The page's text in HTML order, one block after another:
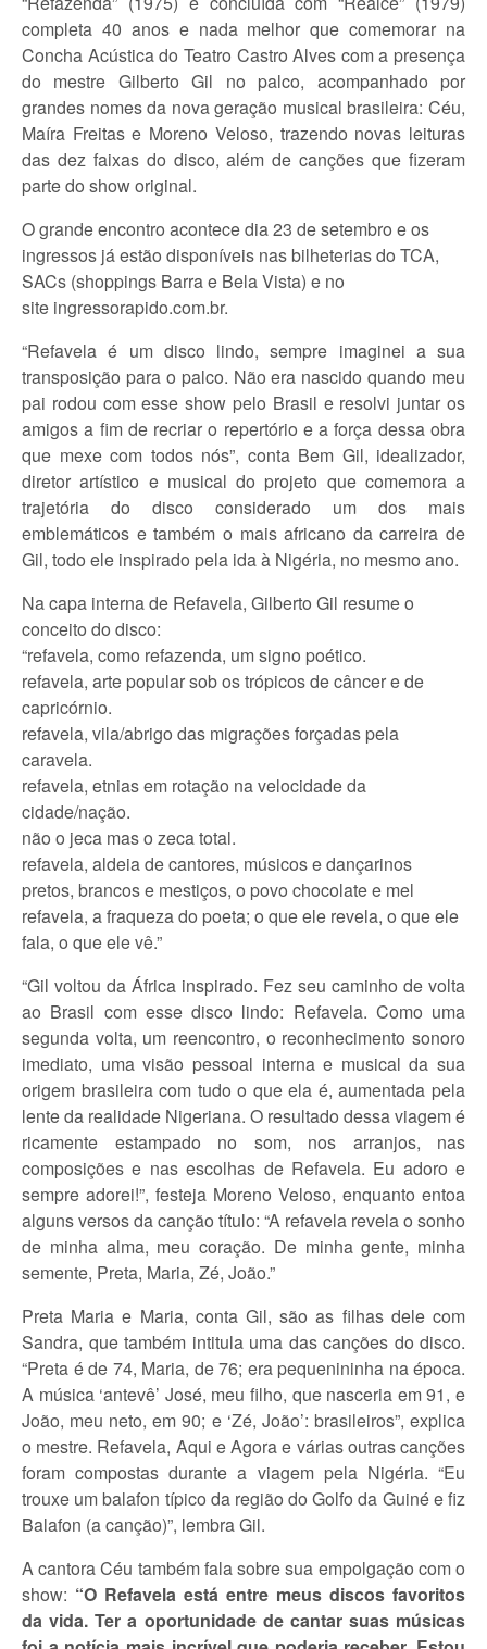
completa 40 anos e nada melhor que comemorar na
Concha Acústica do Teatro Castro Alves com a presença
do mestre Gilberto Gil no palco, acompanhado por
grandes nomes da nova geração musical brasileira: Céu,
Maíra Freitas e Moreno Veloso, trazendo novas leituras
das dez faixas do disco, além de canções que fizeram
parte do show original.
O grande encontro acontece dia 23 de setembro e os
ingressos já estão disponíveis nas bilheterias do TCA,
SACs (shoppings Barra e Bela Vista) e no
site ingressorapido.com.br.
“Refavela é um disco lindo, sempre imaginei a sua
transposição para o palco. Não era nascido quando meu
pai rodou com esse show pelo Brasil e resolvi juntar os
amigos a fim de recriar o repertório e a força dessa obra
que mexe com todos nós”, conta Bem Gil, idealizador,
diretor artístico e musical do projeto que comemora a
trajetória do disco considerado um dos mais
emblemáticos e também o mais africano da carreira de
Gil, todo ele inspirado pela ida à Nigéria, no mesmo ano.
Na capa interna de Refavela, Gilberto Gil resume o
conceito do disco:
“refavela, como refazenda, um signo poético.
refavela, arte popular sob os trópicos de câncer e de
capricórnio.
refavela, vila/abrigo das migrações forçadas pela
caravela.
refavela, etnias em rotação na velocidade da
cidade/nação.
não o jeca mas o zeca total.
refavela, aldeia de cantores, músicos e dançarinos
pretos, brancos e mestiços, o povo chocolate e mel
refavela, a fraqueza do poeta; o que ele revela, o que ele
fala, o que ele vê.”
“Gil voltou da África inspirado. Fez seu caminho de volta
ao Brasil com esse disco lindo: Refavela. Como uma
segunda volta, um reencontro, o reconhecimento sonoro
imediato, uma visão pessoal interna e musical da sua
origem brasileira com tudo o que ela é, aumentada pela
lente da realidade Nigeriana. O resultado dessa viagem é
ricamente estampado no som, nos arranjos, nas
composições e nas escolhas de Refavela. Eu adoro e
sempre adorei!”, festeja Moreno Veloso, enquanto entoa
alguns versos da canção título: “A refavela revela o sonho
de minha alma, meu coração. De minha gente, minha
semente, Preta, Maria, Zé, João.”
Preta Maria e Maria, conta Gil, são as filhas dele com
Sandra, que também intitula uma das canções do disco.
“Preta é de 74, Maria, de 76; era pequenininha na época.
A música ‘antevê’ José, meu filho, que nasceria em 91, e
João, meu neto, em 90; e ‘Zé, João’: brasileiros”, explica
o mestre. Refavela, Aqui e Agora e várias outras canções
foram compostas durante a viagem pela Nigéria. “Eu
trouxe um balafon típico da região do Golfo da Guiné e fiz
Balafon (a canção)”, lembra Gil.
A cantora Céu também fala sobre sua empolgação com o
show: “O Refavela está entre meus discos favoritos
da vida. Ter a oportunidade de cantar suas músicas